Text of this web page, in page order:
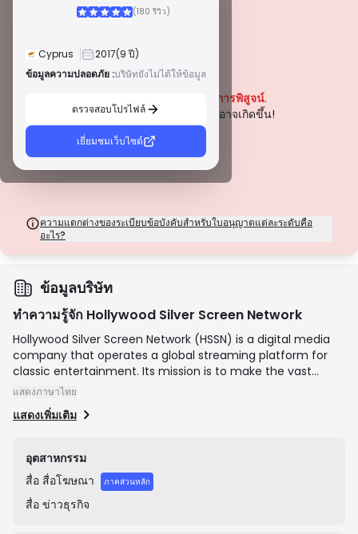
(180 รีวิว)
Cyprus 2017(9 ปี)
ข้อมูลความปลอดภัย :บริษัทยังไม่ได้ให้ข้อมูล
ตรวจสอบโปรไฟล์
เยี่ยมชมเว็บไซต์
คำเตือน
ยังไม่ได้รับการพิสูจน์.
โปรดระมัดระวังความเสี่ยงที่อาจเกิดขึ้น!
ความแตกต่างของระเบียบข้อบังคับสำหรับใบอนุญาตแต่ละระดับคือ
อะไร?
ออกโดยหน่วยงานกำกับดูแลที่มีชื่อเสียงระดับโลก ใบอนุญาตเหล่านี้รับประกันการ
เหล่านี้มีมาตรการความปลอดภัยที่แข็งแกร่ง เช่น การแยกเงินทุน การรายงาน
ทางการเงิน และแผนการชดเชย แม้ว่าจะเข้มงวดน้อยกว่าระดับ 1 เล็กน้อย แต่ก็
ให้การคุ้มครองในระดับภูมิภาคที่เชื่อถือได้
ออกโดยหน่วยงานกำกับดูแลในตลาดเกิดใหม่ ใบอนุญาตเหล่านี้ให้การคุ้มครองขั้น
พื้นฐาน เช่น ข้อกำหนดเงินทุนขั้นต่ำและนโยบาย AML การกำกับดูแลมีความเข้ม
งวดน้อยกว่า ดังนั้นผู้ค้าควรใช้ความระมัดระวังและตรวจสอบมาตรการความ
จากเขตอำนาจศาลที่มีการกำกับดูแลน้อยที่สุด ใบอนุญาตเหล่านี้มักขาดการ
คุ้มครองที่สำคัญ เช่น การแยกเงินทุนและการประกันภัย แม้ว่าจะมีความยืดหยุ่นใน
ข้อมูลบริษัท
ทำความรู้จัก Hollywood Silver Screen Network
Hollywood Silver Screen Network (HSSN) is a digital media
company that operates a global streaming platform for
classic entertainment. Its mission is to make the vast
library of cinema's Golden Age accessible to a modern
audience. The service offers a curated collection of
movies and television series, primarily from the 1920s
positions itself as a niche alternative to mainstream
streaming services by focusing exclusively on vintage and
classic content for enthusiasts and new viewers alike.
แสดงภาษาไทย
แสดงเพิ่มเติม
อุตสาหกรรม
สื่อ สื่อโฆษณา ภาคส่วนหลัก
สื่อ ข่าวธุรกิจ